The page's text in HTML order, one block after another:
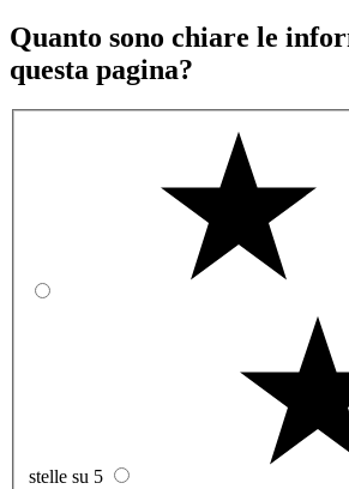
Quanto sono chiare le
questa pagina?
stelle su 5